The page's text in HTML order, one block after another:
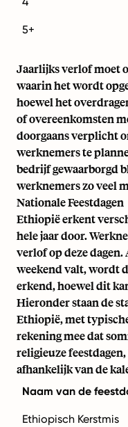
5+
Jaarlijks verlof moet
waarin het wordt
hoewel het
of overeenkomsten
doorgaans verplicht
werknemers te
bedrijf gewaarborgd
werknemers zo veel
Nationale Feestdagen
Ethiopië erkent
hele jaar door.
verlof op deze dagen.
weekend valt, wordt
erkend, hoewel dit
Hieronder staan de
Ethiopië, met
rekening mee dat
religieuze
afhankelijk van de
Naam van de
Ethiopisch Kerstmis